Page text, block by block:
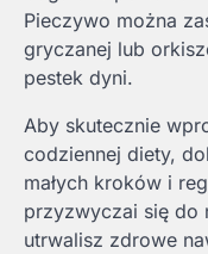
Pieczywo można
gryczanej lub
pestek dyni.
Aby skutecznie
codziennej diety,
małych kroków i
przyzwyczai się do
utrwalisz zdrowe